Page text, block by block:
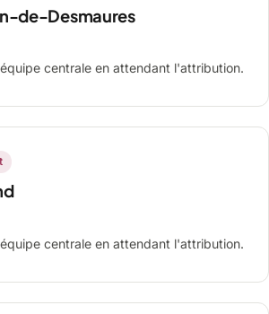
de-Desmaures
centrale en attendant l'attribution.
centrale en attendant l'attribution.